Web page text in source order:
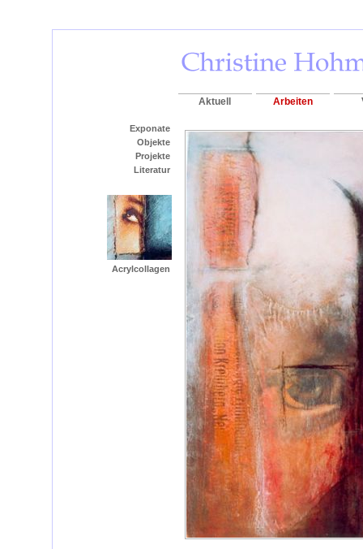
Aktuell Arbeiten
Exponate
Objekte
Projekte
Literatur
Acrylcollagen